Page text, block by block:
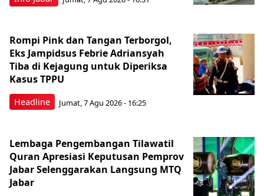
Headline
Rompi Pink dan Tangan Terborgol,
Eks Jampidsus Febrie Adriansyah
Tiba di Kejagung untuk Diperiksa
Kasus TPPU
Jumat, 7 Agu 2026 - 16:25
Lembaga Pengembangan Tilawatil
Quran Apresiasi Keputusan Pemprov
Jabar Selenggarakan Langsung MTQ
Jabar